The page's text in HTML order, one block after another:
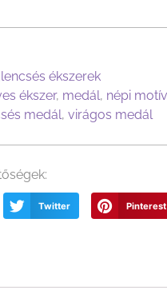
ékszerek
ékszer, medál, népi
medál, virágos medál
Twitter Pinterest